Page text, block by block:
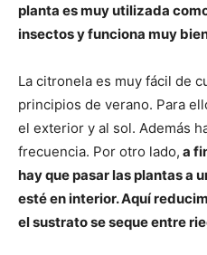
planta es muy utilizada
insectos y funciona muy
La citronela es muy fácil de
principios de verano. Para
el exterior y al sol. Además
frecuencia. Por otro lado, a
hay que pasar las plantas a
esté en interior. Aquí
el sustrato se seque entre